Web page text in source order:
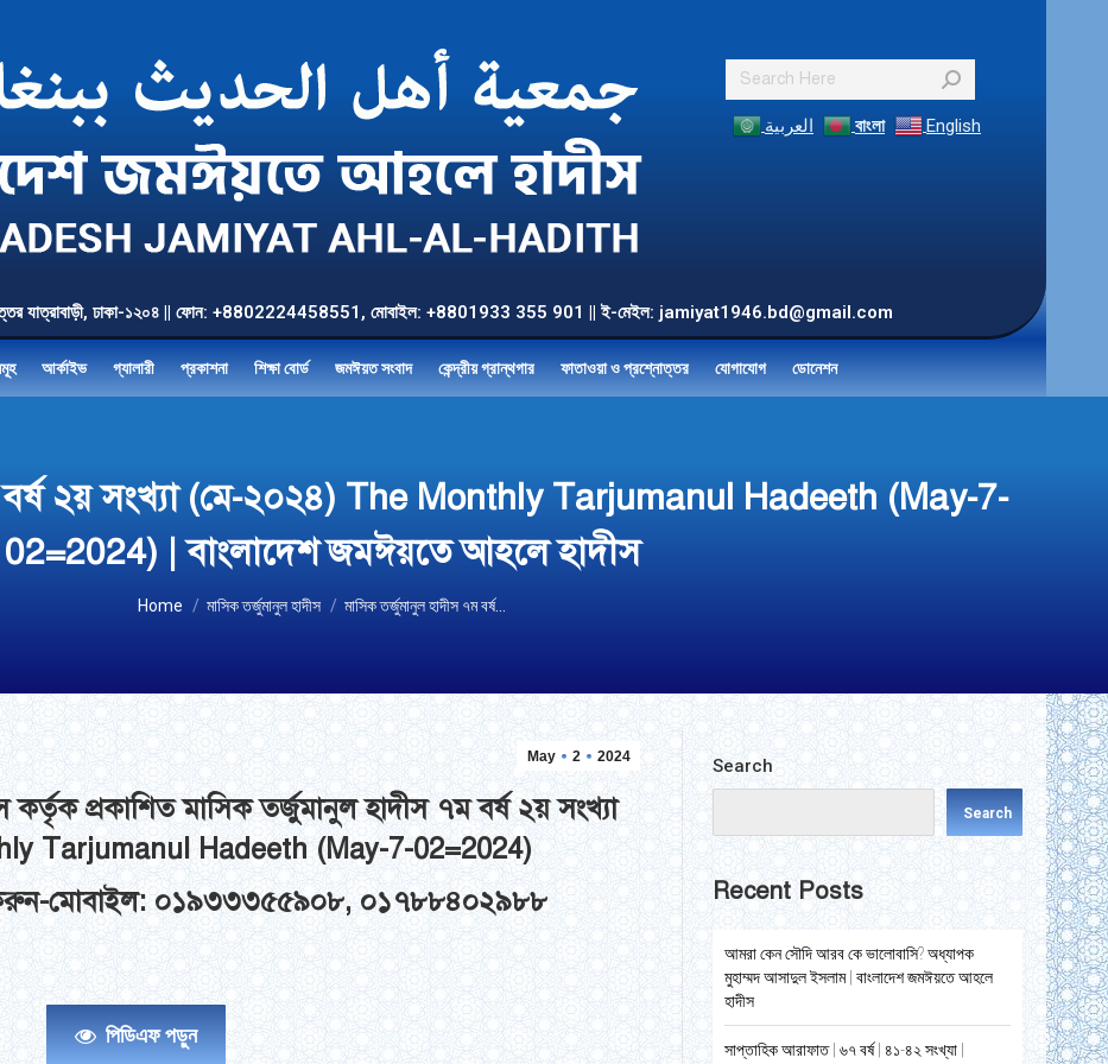
Search:
العربية বাংলা English
উত্তর যাত্রাবাড়ী, ঢাকা-১২০৪ || ফোন: +8802224458551, মোবাইল: +8801933 355 901 || ই-মেইল: jamiyat1946.bd@gmail.com
আর্কাইভ গ্যালারী প্রকাশনা শিক্ষা বোর্ড জমঈয়ত সংবাদ কেন্দ্রীয় গ্রান্থগার ফাতাওয়া ও প্রশ্নোত্তর যোগাযোগ ডোনেশন
বর্ষ ২য় সংখ্যা (মে-২০২৪) The Monthly Tarjumanul Hadeeth (May-7-
02=2024) | বাংলাদেশ জমঈয়তে আহলে হাদীস
You are here:
Home মাসিক তর্জুমানুল হাদীস মাসিক তর্জুমানুল হাদীস ৭ম বর্ষ…
May 2 2024
প্রকাশিত মাসিক তর্জুমানুল হাদীস ৭ম বর্ষ ২য় সংখ্যা
Tarjumanul Hadeeth (May-7-02=2024)
মোবাইল: ০১৯৩৩৩৫৫৯০৮, ০১৭৮৮৪০২৯৮৮
পিডিএফ পড়ুন
Search
Search
Recent Posts
আমরা কেন সৌদি আরব কে ভালোবাসি? অধ্যাপক
মুহাম্মদ আসাদুল ইসলাম | বাংলাদেশ জমঈয়তে আহলে
হাদীস
সাপ্তাহিক আরাফাত | ৬৭ বর্ষ | ৪১-৪২ সংখ্যা |